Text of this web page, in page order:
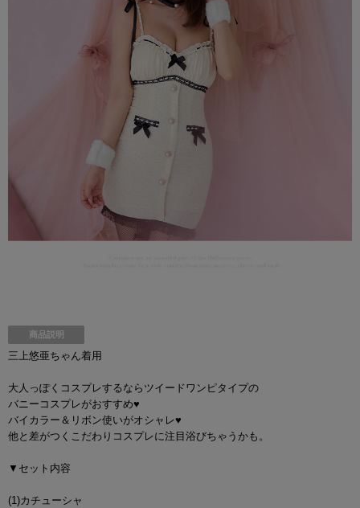
商品説明
三上悠亜ちゃん着用
大人っぽくコスプレするならツイードワンピタイプの
バニーコスプレがおすすめ♥
バイカラー＆リボン使いがオシャレ♥
他と差がつくこだわりコスプレに注目浴びちゃうかも。
▼セット内容
(1)カチューシャ